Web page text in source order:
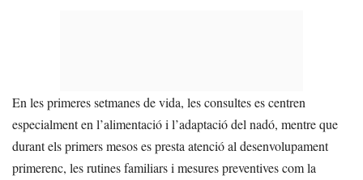
En les primeres setmanes de vida, les consultes es centren
especialment en l’alimentació i l’adaptació del nadó, mentre que
durant els primers mesos es presta atenció al desenvolupament
primerenc, les rutines familiars i mesures preventives com la